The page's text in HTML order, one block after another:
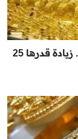
ارتفاع ملحوظ في سعر الذهب اليوم الجمعة.. زيادة قدرها 25